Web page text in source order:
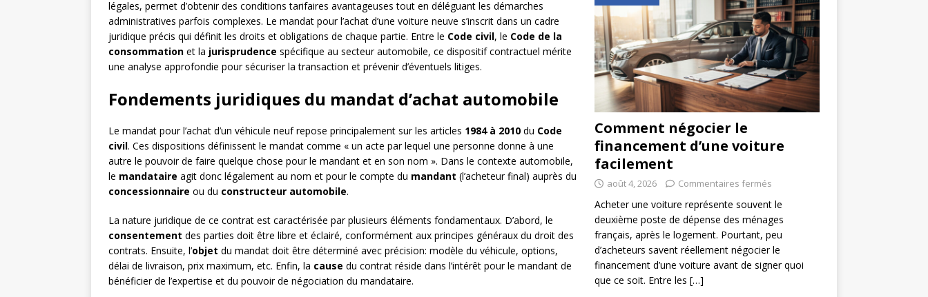
légales, permet d’obtenir des conditions tarifaires avantageuses tout en déléguant les démarches
administratives parfois complexes. Le mandat pour l’achat d’une voiture neuve s’inscrit dans un cadre
juridique précis qui définit les droits et obligations de chaque partie. Entre le Code civil, le Code de la
consommation et la jurisprudence spécifique au secteur automobile, ce dispositif contractuel mérite
une analyse approfondie pour sécuriser la transaction et prévenir d’éventuels litiges.
Fondements juridiques du mandat d’achat automobile
Le mandat pour l’achat d’un véhicule neuf repose principalement sur les articles 1984 à 2010 du Code
civil. Ces dispositions définissent le mandat comme « un acte par lequel une personne donne à une
autre le pouvoir de faire quelque chose pour le mandant et en son nom ». Dans le contexte automobile,
le mandataire agit donc légalement au nom et pour le compte du mandant (l’acheteur final) auprès du
concessionnaire ou du constructeur automobile.
La nature juridique de ce contrat est caractérisée par plusieurs éléments fondamentaux. D’abord, le
consentement des parties doit être libre et éclairé, conformément aux principes généraux du droit des
contrats. Ensuite, l’objet du mandat doit être déterminé avec précision: modèle du véhicule, options,
délai de livraison, prix maximum, etc. Enfin, la cause du contrat réside dans l’intérêt pour le mandant de
bénéficier de l’expertise et du pouvoir de négociation du mandataire.
Comment négocier le
financement d’une voiture
facilement
août 4, 2026 Commentaires fermés
Acheter une voiture représente souvent le
deuxième poste de dépense des ménages
français, après le logement. Pourtant, peu
d’acheteurs savent réellement négocier le
financement d’une voiture avant de signer quoi
que ce soit. Entre les […]